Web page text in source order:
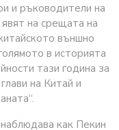
и ръководители на
на срещата на
външно
в историята
тази година за
на Китай и
как Пекин